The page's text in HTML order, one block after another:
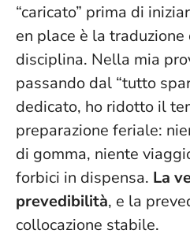
“caricato” prima di
en place è la
disciplina. Nella mia
passando dal “tutto
dedicato, ho ridotto il
preparazione feriale:
di gomma, niente
forbici in dispensa. La
prevedibilità, e la
collocazione stabile.